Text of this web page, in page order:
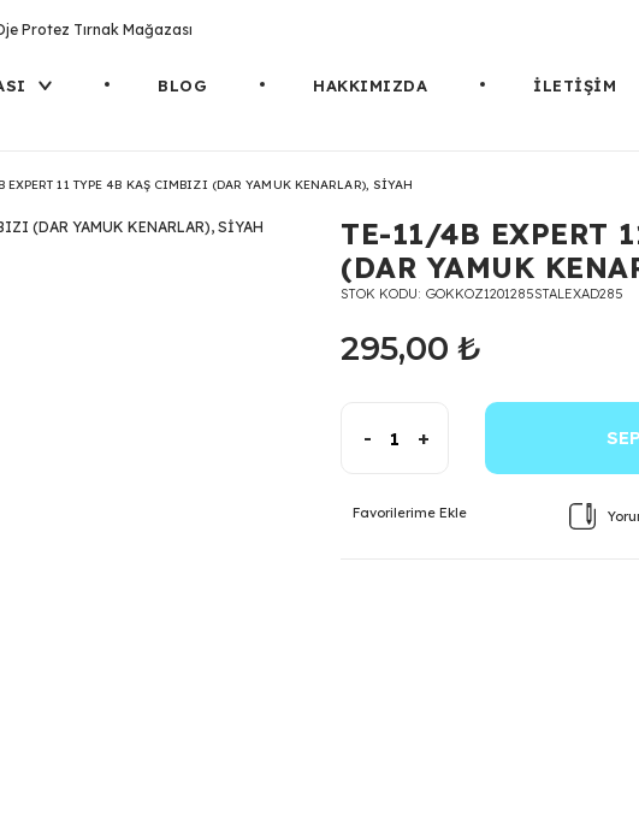
Protez Tırnak Mağazası
BLOG HAKKIMIZDA İLETİŞİM
EXPERT 11 TYPE 4B KAŞ CIMBIZI (DAR YAMUK KENARLAR), SİYAH
TE-11/4B EXPERT
(DAR YAMUK
STOK KODU GOKKOZ1201285STALEXAD285
295,00 ₺
- +